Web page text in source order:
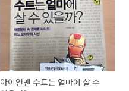
아이언맨 수트는 얼마에 살 수